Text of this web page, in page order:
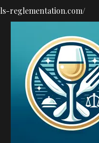
reglementation.com/